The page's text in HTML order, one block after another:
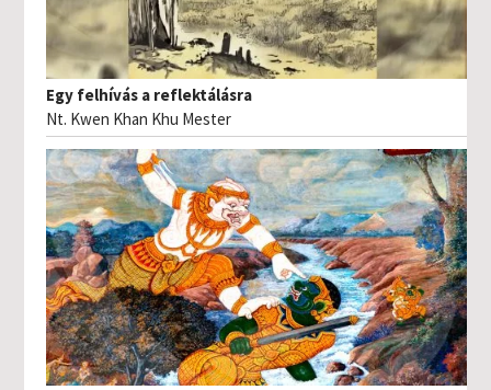
Egy felhívás a reflektálásra
Nt. Kwen Khan Khu Mester